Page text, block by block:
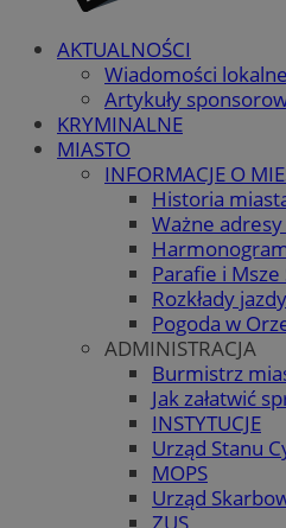
AKTUALNOŚCI
Wiadomości lokalne
Artykuły
KRYMINALNE
MIASTO
INFORMACJE O
Historia
Ważne
Parafie i
Rozkłady
Pogoda w
ADMINISTRACJA
Burmistrz
Jak załatwić
INSTYTUCJE
Urząd Stanu
MOPS
Urząd